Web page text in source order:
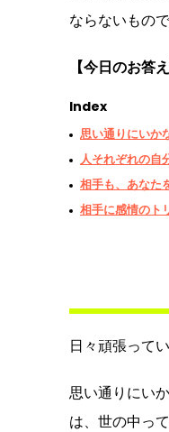
ならないもの
【今日のお答え
Index
思い通りにいか
人それぞれの自
相手も、あなた
相手に感情のト
日々頑張って
思い通りにい
は、世の中っ